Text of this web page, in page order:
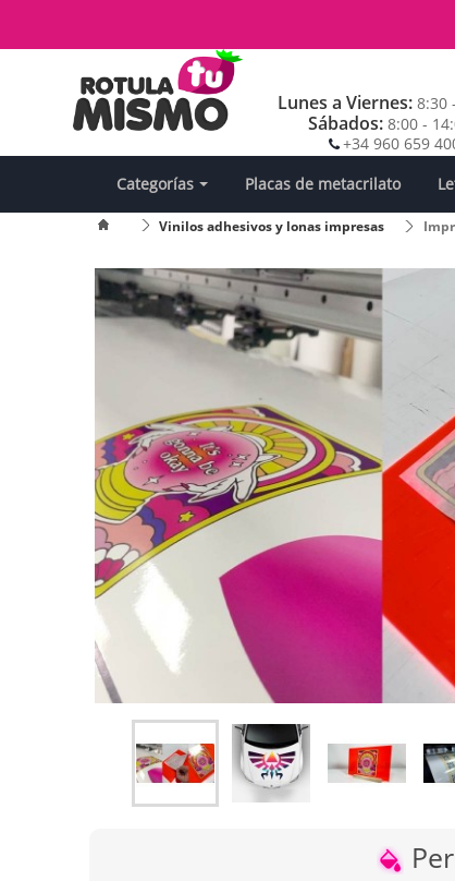
Lunes a Viernes:8:30
Sábados: 8:00 -
+34 960 659
Categorías Placas de metacrilato
Vinilos adhesivos y lonas impresas